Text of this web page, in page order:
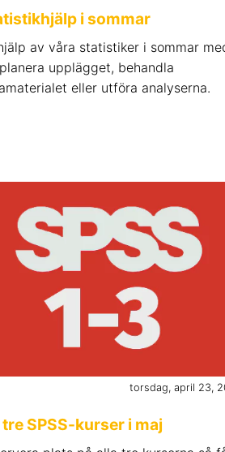
i sommar
av våra statistiker i sommar
upplägget, behandla
eller utföra analyserna.
torsdag, april 23,
tre SPSS-kurser i maj